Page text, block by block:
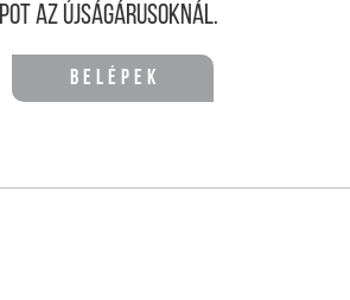
az újságárusoknál.
Belépek